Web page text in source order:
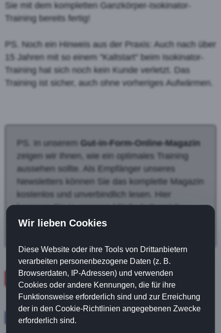
Sie mit dem kompletten Ganzkörper-Isokinator-
Training bereits fertig!
PS. Noch ein Hinweis aus der Praxis: Auch nach über
15 Jahren mit so einem "Kaltstart" beim Isokinator-
Training hat sich noch kein Kunde verletzt. Das
Training ist sicher, auch ohne vorheriges Aufwärmen.
PS. In unserem Gut-in-Form-Online-Magazin
zeigen wir Ihnen, wie ein optimales Training
aussehen sollte. Als Empfänger unseres
Newsletters können Sie das komplette Magazin
kostenlos und unverbindlich lesen. Hier
kommen Sie in unseren Mitgliederbereich:
Gratis Login (hier klicken)
zurück
Facebook
Wir lieben Cookies
Diese Website oder ihre Tools von Drittanbietern
verarbeiten personenbezogene Daten (z. B.
Browserdaten, IP-Adressen) und verwenden
Cookies oder andere Kennungen, die für ihre
Funktionsweise erforderlich sind und zur Erreichung
der in den Cookie-Richtlinien angegebenen Zwecke
erforderlich sind.